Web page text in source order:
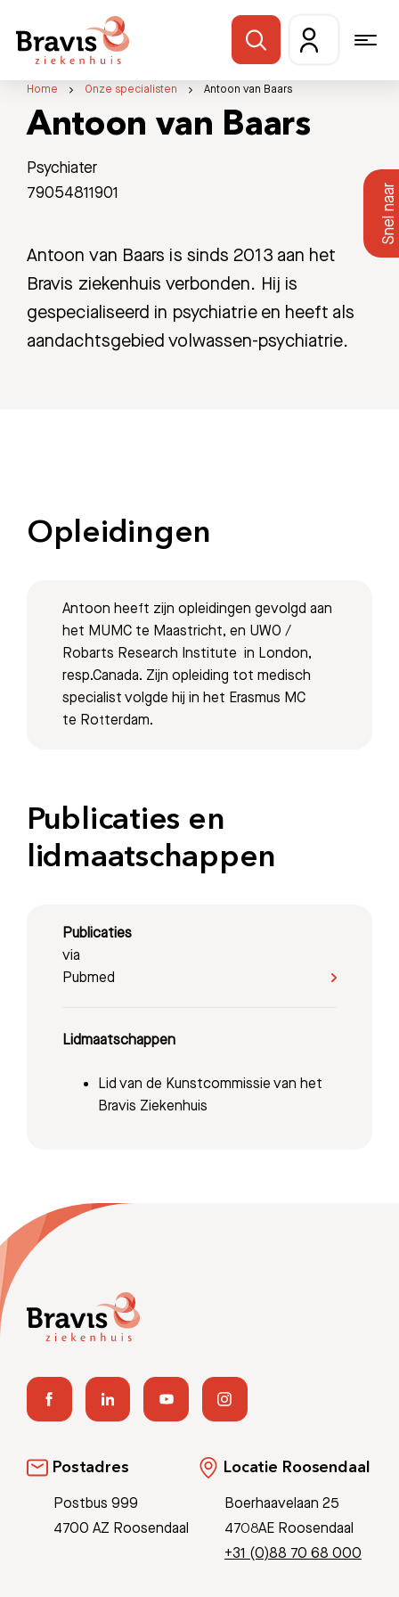
Home Onze specialisten Antoon van Baars
Antoon van Baars
Psychiater
79054811901
Antoon van Baars is sinds 2013 aan het
Bravis ziekenhuis verbonden. Hij is
gespecialiseerd in psychiatrie en heeft als
aandachtsgebied volwassen-psychiatrie.
Opleidingen
Antoon heeft zijn opleidingen gevolgd aan
het MUMC te Maastricht, en UWO /
Robarts Research Institute in London,
resp.Canada. Zijn opleiding tot medisch
specialist volgde hij in het Erasmus MC
te Rotterdam.
Publicaties en
lidmaatschappen
Publicaties
via
Pubmed
Lidmaatschappen
Lid van de Kunstcommissie van het
Bravis Ziekenhuis
Postadres
Postbus 999
4700 AZ Roosendaal
Locatie Roosendaal
Boerhaavelaan 25
4708AE Roosendaal
+31 (0)88 70 68 000